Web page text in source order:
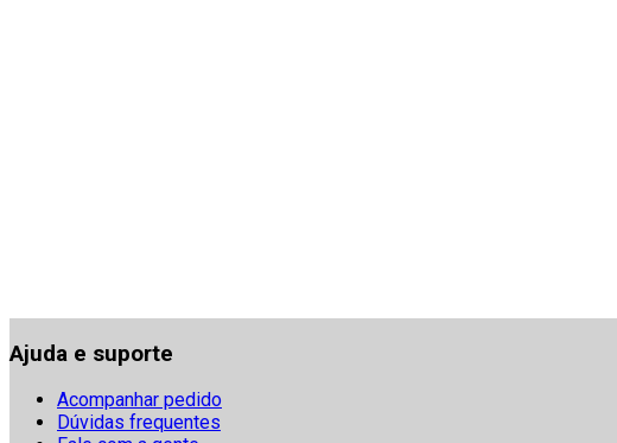
Ajuda e suporte
Acompanhar pedido
Dúvidas frequentes